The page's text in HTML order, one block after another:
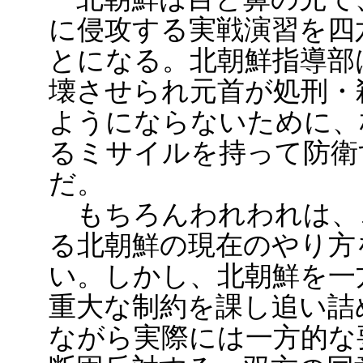
に侵攻する実戦演習を
とになる。北朝鮮指導
壊させられ元首が処刑
ようにならないために
るミサイルを持って防
だ。
もちろんわれわれは、
る北朝鮮の現在のやり
い。しかし、北朝鮮を
重大な制約を課し追い
ながら実際には一方的